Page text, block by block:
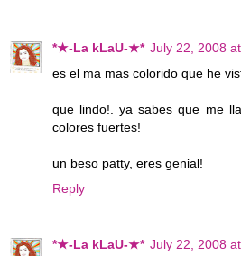
*★-La kLaU-★* July 22, 2008
es el ma mas colorido que he
que lindo!. ya sabes que me
colores fuertes!
un beso patty, eres genial!
Reply
*★-La kLaU-★* July 22, 2008